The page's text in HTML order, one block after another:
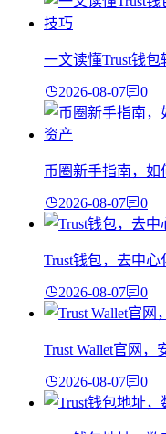
一文读懂Trust钱
2026-08-07 0
币圈新手指南，如
2026-08-07 0
Trust钱包，去中
2026-08-07 0
Trust Wallet官网
2026-08-07 0